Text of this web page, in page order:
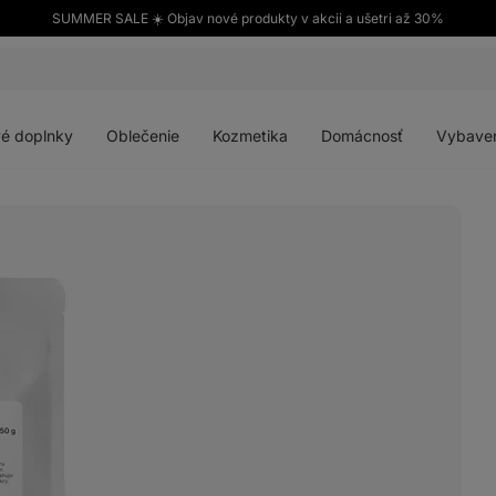
SUMMER SALE ☀️ Objav nové produkty v akcii a ušetri až 30%
doplnky Oblečenie Kozmetika Domácnosť